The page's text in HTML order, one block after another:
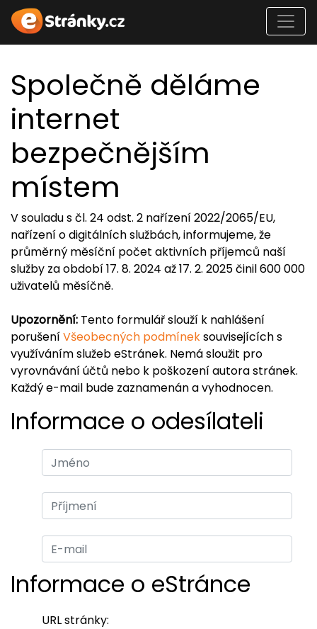
Společně děláme
internet
bezpečnějším
místem
V souladu s čl. 24 odst. 2 nařízení 2022/2065/EU,
nařízení o digitálních službách, informujeme, že
průměrný měsíční počet aktivních příjemců naší
služby za období 17. 8. 2024 až 17. 2. 2025 činil 600 000
uživatelů měsíčně.
Upozornění: Tento formulář slouží k nahlášení
porušeníVšeobecných podmíneksouvisejících s
využíváním služeb eStránek. Nemá sloužit pro
vyrovnávání účtů nebo k poškození autora stránek.
Každý e-mail bude zaznamenán a vyhodnocen.
Informace o odesílateli
Informace o eStránce
URL stránky: